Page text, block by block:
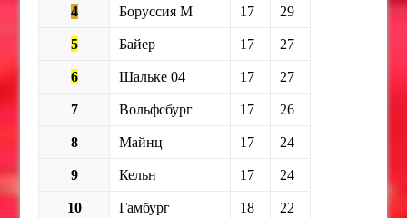
4 Боруссия М 17 29
5 Байер 17 27
6 Шальке 04 17 27
7 Вольфсбург 17 26
8 Майнц 17 24
9 Кельн 17 24
10 Гамбург 18 22